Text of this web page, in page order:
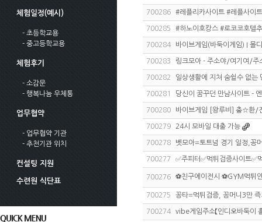
체험일정(예시)
- 초등학교용
- 중고등학교용
체험후기
- 소감문
- 행복나눔 우체통
업무협약
- 업무협약 기관
- 추천기관 위치
컨설팅 지원
수련원 식단표
700286 #레플리카사이트 #레플사이
700285 #하노이호캉스 #로코코호텔
700284 바이브게임(바둑이게임) I 몰
700283 링크모아 - 주소야/여기여/
700282 일상생활에 지쳐 숨쉴수 없
700281 당신이 꿈꾸던 만남사이트 -
700280 바이브게임 [왕루비] 충☆환
700279 24시 모바일 대출 가능
700278 벳모아=토트넘 경기 일정,꽁
700277 ✅주피터✅먹튀검증사이트✅
700276 ⚽️친구에이전시 ⚽️GYM먹튀
700275 꽁타=먹튀검증, 꽁머니3만
700274 vibe게임주소【인디오바둑이